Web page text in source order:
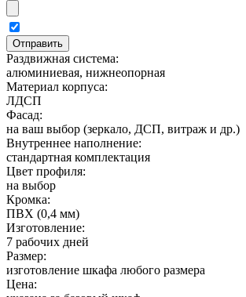
Раздвижная система:
алюминиевая, нижнеопорная
Материал корпуса:
ЛДСП
Фасад:
на ваш выбор (зеркало, ДСП, витраж и др.)
Внутреннее наполнение:
стандартная комплектация
Цвет профиля:
на выбор
Кромка:
ПВХ (0,4 мм)
Изготовление:
7 рабочих дней
Размер:
изготовление шкафа любого размера
Цена: